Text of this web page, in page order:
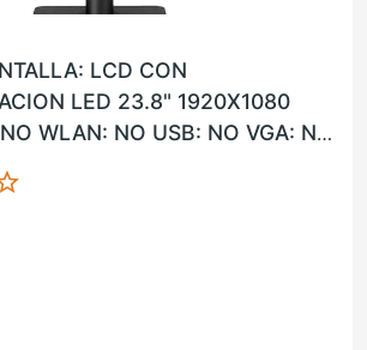
LCD CON
LED 23.8" 1920X1080
WLAN: NO USB: NO VGA: NO
MESES ON-SITE UNIDAD LG